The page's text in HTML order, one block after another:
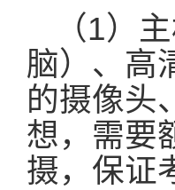
（1）
脑）、高
的摄像头
想，需要
摄，保证